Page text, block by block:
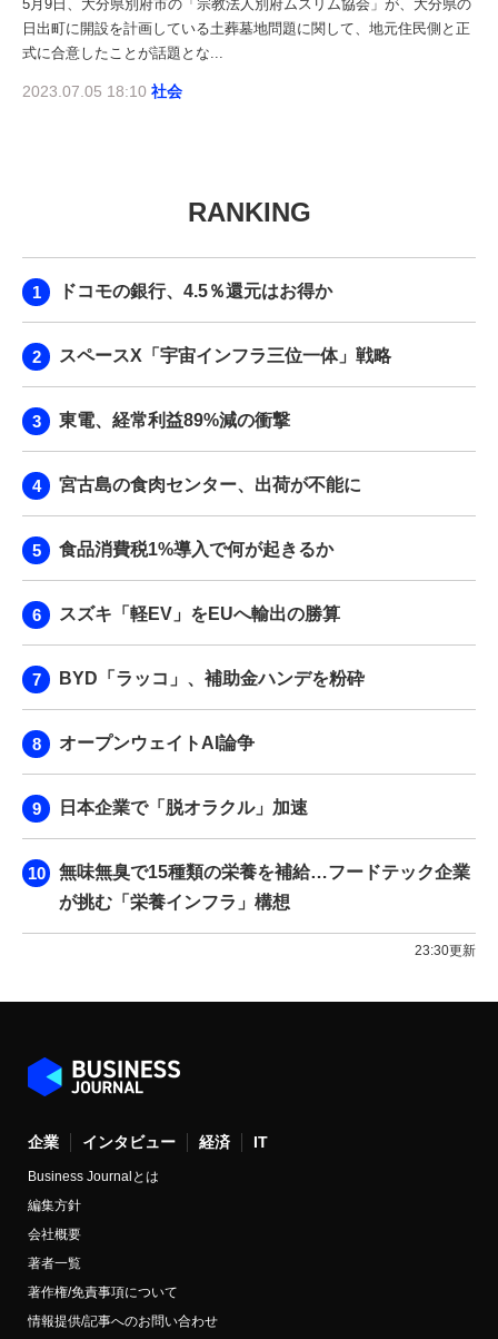
5月9日、大分県別府市の「宗教法人別府ムスリム協会」が、大分県の
日出町に開設を計画している土葬墓地問題に関して、地元住民側と正
式に合意したことが話題とな...
2023.07.05 18:10 社会
RANKING
ドコモの銀行、4.5％還元はお得か
スペースX「宇宙インフラ三位一体」戦略
東電、経常利益89%減の衝撃
宮古島の食肉センター、出荷が不能に
食品消費税1%導入で何が起きるか
スズキ「軽EV」をEUへ輸出の勝算
BYD「ラッコ」、補助金ハンデを粉砕
オープンウェイトAI論争
日本企業で「脱オラクル」加速
無味無臭で15種類の栄養を補給…フードテック企業
が挑む「栄養インフラ」構想
23:30更新
企業 インタビュー 経済 IT
Business Journalとは
編集方針
会社概要
著者一覧
著作権/免責事項について
情報提供/記事へのお問い合わせ